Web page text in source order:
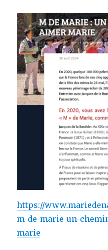
https://
m-de-marie-un-
marie